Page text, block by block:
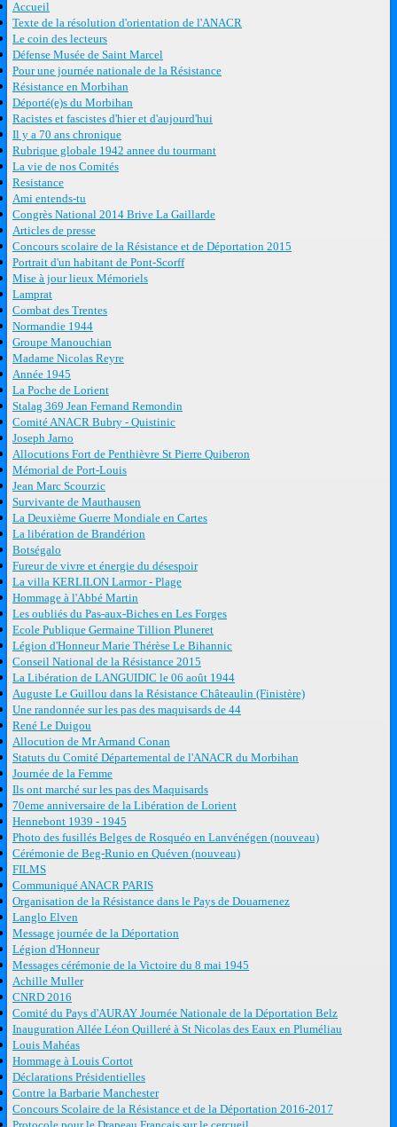
Accueil
Texte de la résolution d'orientation de l'ANACR
Le coin des lecteurs
Défense Musée de Saint Marcel
Pour une journée nationale de la Résistance
Résistance en Morbihan
Déporté(e)s du Morbihan
Racistes et fascistes d'hier et d'aujourd'hui
Il y a 70 ans chronique
Rubrique globale 1942 annee du tourmant
La vie de nos Comités
Resistance
Ami entends-tu
Congrès National 2014 Brive La Gaillarde
Articles de presse
Concours scolaire de la Résistance et de Déportation 2015
Portrait d'un habitant de Pont-Scorff
Mise à jour lieux Mémoriels
Lamprat
Combat des Trentes
Normandie 1944
Groupe Manouchian
Madame Nicolas Reyre
Année 1945
La Poche de Lorient
Stalag 369 Jean Fernand Remondin
Comité ANACR Bubry - Quistinic
Joseph Jarno
Allocutions Fort de Penthièvre St Pierre Quiberon
Mémorial de Port-Louis
Jean Marc Scourzic
Survivante de Mauthausen
La Deuxième Guerre Mondiale en Cartes
La libération de Brandérion
Botségalo
Fureur de vivre et énergie du désespoir
La villa KERLILON Larmor - Plage
Hommage à l'Abbé Martin
Les oubliés du Pas-aux-Biches en Les Forges
Ecole Publique Germaine Tillion Pluneret
Légion d'Honneur Marie Thérèse Le Bihannic
Conseil National de la Résistance 2015
La Libération de LANGUIDIC le 06 août 1944
Auguste Le Guillou dans la Résistance Châteaulin (Finistère)
Une randonnée sur les pas des maquisards de 44
René Le Duigou
Allocution de Mr Armand Conan
Statuts du Comité Départemental de l'ANACR du Morbihan
Journée de la Femme
Ils ont marché sur les pas des Maquisards
70eme anniversaire de la Libération de Lorient
Hennebont 1939 - 1945
Photo des fusillés Belges de Rosquéo en Lanvénégen (nouveau)
Cérémonie de Beg-Runio en Quéven (nouveau)
FILMS
Communiqué ANACR PARIS
Organisation de la Résistance dans le Pays de Douarnenez
Langlo Elven
Message journée de la Déportation
Légion d'Honneur
Messages cérémonie de la Victoire du 8 mai 1945
Achille Muller
CNRD 2016
Comité du Pays d'AURAY Journée Nationale de la Déportation Belz
Inauguration Allée Léon Quilleré à St Nicolas des Eaux en Pluméliau
Louis Mahéas
Hommage à Louis Cortot
Déclarations Présidentielles
Contre la Barbarie Manchester
Concours Scolaire de la Résistance et de la Déportation 2016-2017